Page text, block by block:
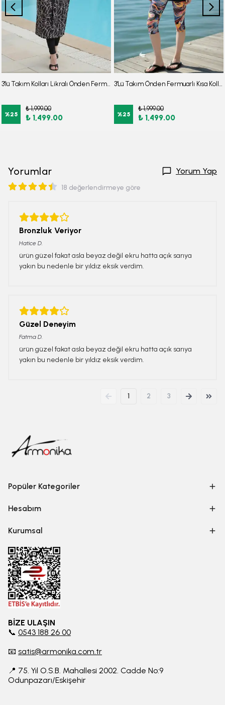
%25
₺ 1,999.00
₺ 1,499.00 %25
₺ 1,999.00
₺ 1,499.00
Yorumlar Yorum Yap
18 değerlendirmeye göre
Bronzluk Veriyor
Hatice D.
ürün güzel fakat asla beyaz değil ekru hatta açık sarıya
yakın bu nedenle bir yıldız eksik verdim.
Güzel Deneyim
Fatma D.
ürün güzel fakat asla beyaz değil ekru hatta açık sarıya
yakın bu nedenle bir yıldız eksik verdim.
1 2 3
Popüler Kategoriler
Hesabım
Kurumsal
BİZE ULAŞIN
📞 0543 188 26 00
📧 satis@armonika.com.tr
📍 75. Yıl O.S.B. Mahallesi 2002. Cadde No:9
Odunpazarı/Eskişehir